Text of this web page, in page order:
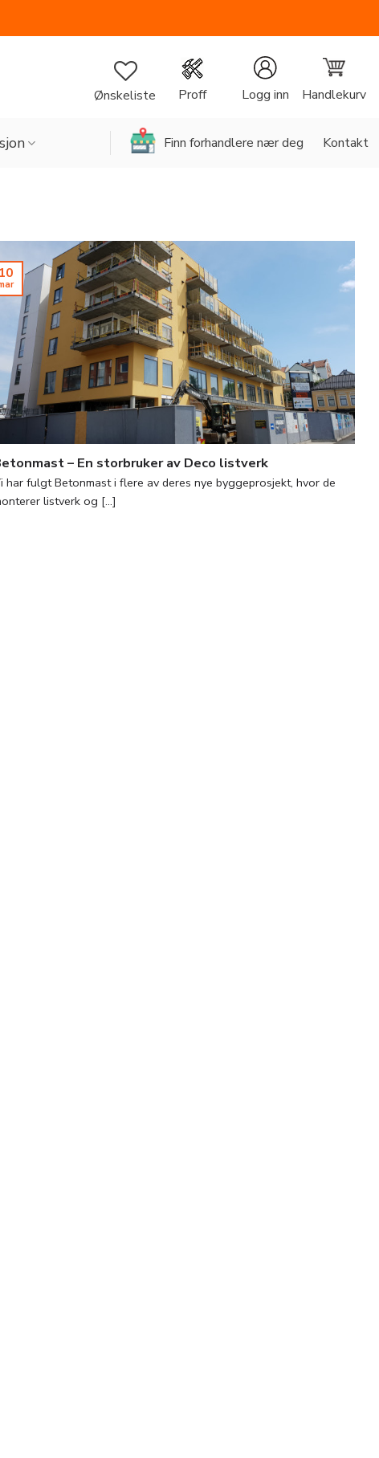
Ønskeliste Proff Logg inn Handlekurv
Finn forhandlere nær deg Kontakt
– En storbruker av Deco listverk
har fulgt Betonmast i flere av deres nye byggeprosjekt, hvor de
listverk og [...]
10